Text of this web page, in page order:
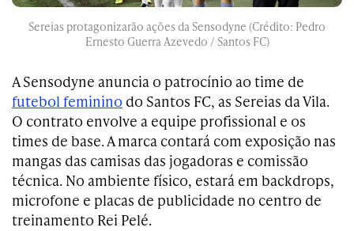
Sereias protagonizarão ações da Sensodyne (Crédito: Pedro
Ernesto Guerra Azevedo / Santos FC)
A Sensodyne anuncia o patrocínio ao time de
futebol feminino do Santos FC, as Sereias da Vila.
O contrato envolve a equipe profissional e os
times de base. A marca contará com exposição nas
mangas das camisas das jogadoras e comissão
técnica. No ambiente físico, estará em backdrops,
microfone e placas de publicidade no centro de
treinamento Rei Pelé.